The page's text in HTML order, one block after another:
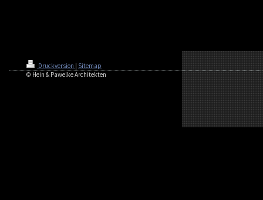
Druckversion
Sitemap
© Hein & Pawelke Architekten